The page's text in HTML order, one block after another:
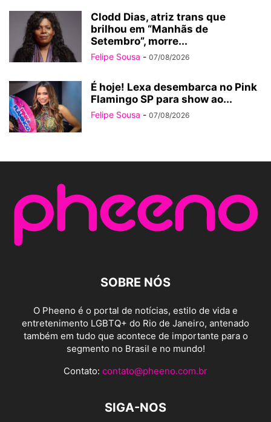
Clodd Dias, atriz trans que
brilhou em “Manhãs de
Setembro”, morre...
Felipe Sousa - 07/08/2026
É hoje! Lexa desembarca no Pink
Flamingo SP para show ao...
Felipe Sousa - 07/08/2026
SOBRE NÓS
O Pheeno é o portal de notícias, estilo de vida e
entretenimento LGBTQ+ do Rio de Janeiro, antenado
também em tudo que acontece de importante para o
segmento no Brasil e no mundo!
Contato: contato@pheeno.com.br
SIGA-NOS